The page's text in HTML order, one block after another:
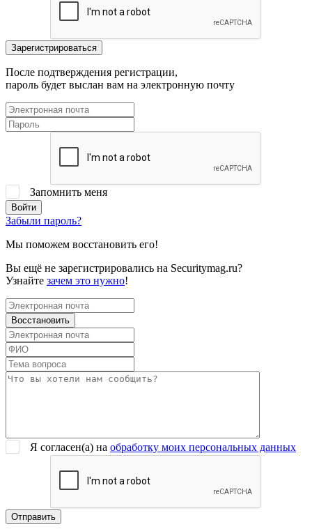
После подтверждения регистрации,
пароль будет выслан вам на электронную почту
Запомнить меня
Забыли пароль?
Мы поможем восстановить его!
Вы ещё не зарегистрировались на Securitymag.ru?
Узнайте зачем это нужно!
Я согласен(a) на обработку моих персональных данных